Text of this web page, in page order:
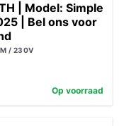
| Model: Simple
| Bel ons voor
/ 230V
Op voorraad